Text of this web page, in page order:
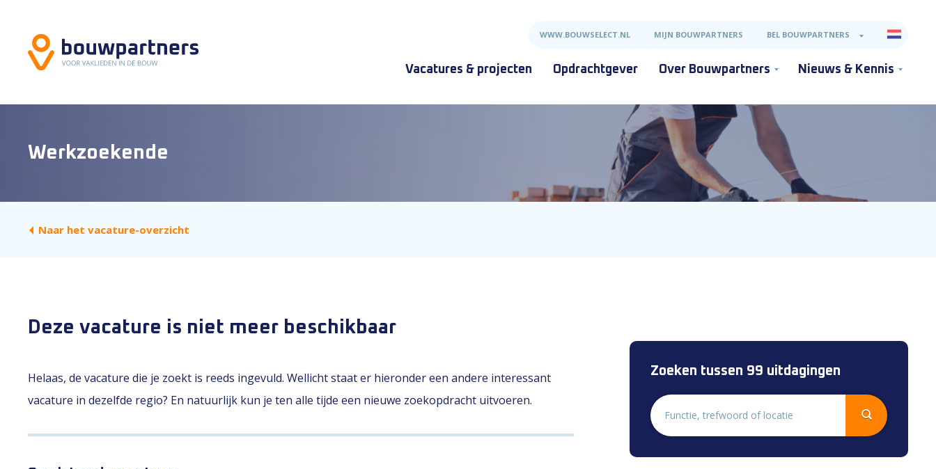
WWW.BOUWSELECT.NL MIJN BOUWPARTNERS BEL BOUWPARTNERS
Vacatures & projecten Opdrachtgever Over Bouwpartners Nieuws & Kennis
Werkzoekende
Naar het vacature-overzicht
Deze vacature is niet meer beschikbaar
Helaas, de vacature die je zoekt is reeds ingevuld. Wellicht staat er hieronder een andere interessant
vacature in dezelfde regio? En natuurlijk kun je ten alle tijde een nieuwe zoekopdracht uitvoeren.
Zoeken tussen 99 uitdagingen